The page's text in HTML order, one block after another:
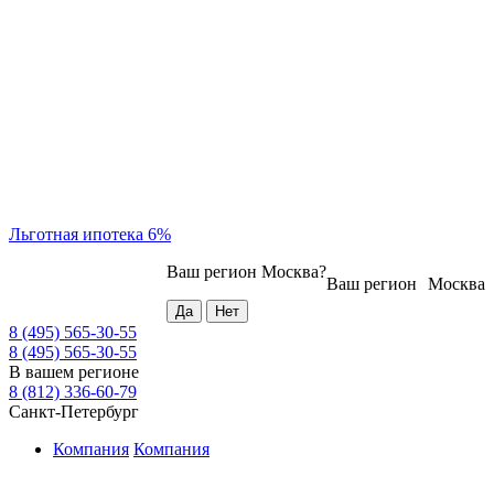
Льготная ипотека 6%
Москва
Ваш регион
Ваш регион Москва?
8 (495) 565-30-55
8 (495) 565-30-55
В вашем регионе
8 (812) 336-60-79
Санкт-Петербург
Компания Компания